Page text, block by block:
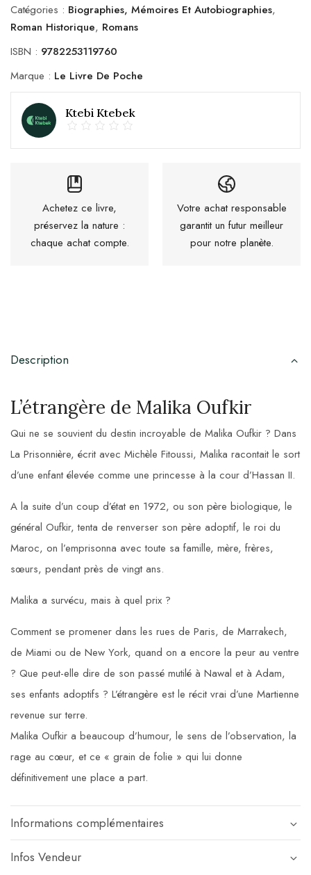
Catégories : Biographies, Mémoires Et Autobiographies,
Roman Historique, Romans
ISBN : 9782253119760
Marque : Le Livre De Poche
Ktebi Ktebek
Achetez ce livre,
préservez la nature :
chaque achat compte.
Votre achat responsable
garantit un futur meilleur
pour notre planète.
Description
L’étrangère de Malika Oufkir
Qui ne se souvient du destin incroyable de Malika Oufkir ? Dans
La Prisonnière, écrit avec Michèle Fitoussi, Malika racontait le sort
d’une enfant élevée comme une princesse à la cour d’Hassan II.
A la suite d’un coup d’état en 1972, ou son père biologique, le
général Oufkir, tenta de renverser son père adoptif, le roi du
Maroc, on l’emprisonna avec toute sa famille, mère, frères,
sœurs, pendant près de vingt ans.
Malika a survécu, mais à quel prix ?
Comment se promener dans les rues de Paris, de Marrakech,
de Miami ou de New York, quand on a encore la peur au ventre
? Que peut-elle dire de son passé mutilé à Nawal et à Adam,
ses enfants adoptifs ? L’étrangère est le récit vrai d’une Martienne
revenue sur terre.
Malika Oufkir a beaucoup d’humour, le sens de l’observation, la
rage au cœur, et ce « grain de folie » qui lui donne
définitivement une place a part.
Informations complémentaires
Infos Vendeur